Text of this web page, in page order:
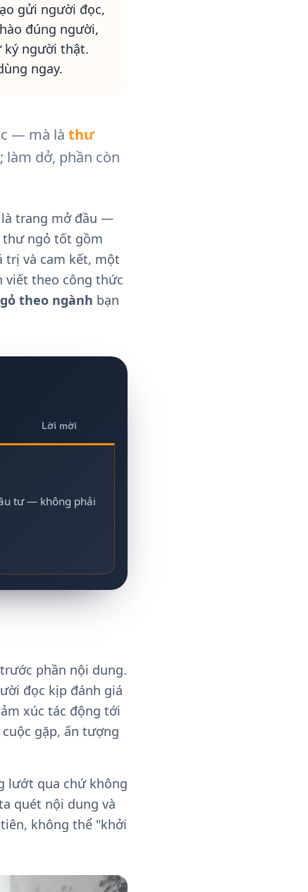
gửi người đọc,
đúng người,
ký người thật.
ngay.
— mà là thư
làm dở, phần còn
là trang mở đầu —
thư ngỏ tốt gồm
trị và cam kết, một
viết theo công thức
theo ngành bạn
Lời mời
tư — không phải
phần nội dung.
đọc kịp đánh giá
xúc tác động tới
gặp, ấn tượng
lướt qua chứ không
quét nội dung và
không thể "khởi